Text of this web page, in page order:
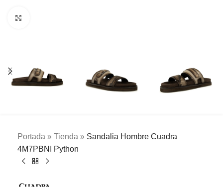
Portada » Tienda » Sandalia Hombre Cuadra
4M7PBNI Python